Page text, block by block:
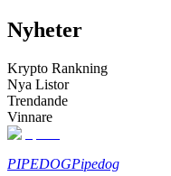
Bli en Copy Trader
Njut av vinstdelning
Nyheter
Krypto Rankning
Nya Listor
Trendande
Vinnare
PIPEDOGPipedog